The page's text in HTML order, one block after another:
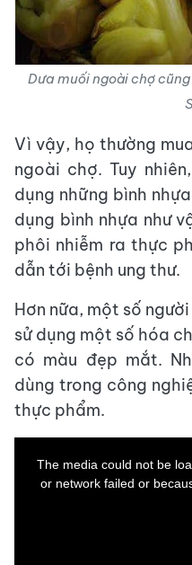
Dưa muối ngoài chợ
Vì vậy, họ thường
ngoài chợ. Tuy
dụng những bình
dụng bình nhựa như
phôi nhiễm ra thực
dẫn tới bệnh ung thư.
Hơn nữa, một số
sử dụng một số hóa
có màu đẹp mắt.
dùng trong công
thực phẩm.
The media could not be
or network failed or